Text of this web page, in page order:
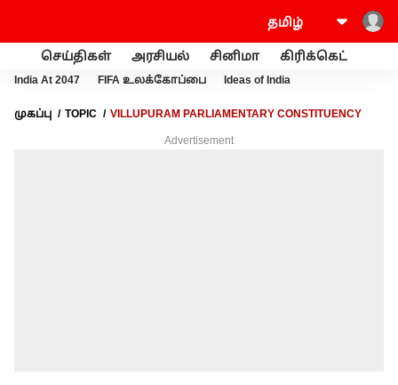
செய்திகள் அரசியல் சினிமா கிரிக்கெட்
India At 2047 FIFA உலக்கோப்பை Ideas of India
முகப்பு TOPIC VILLUPURAM PARLIAMENTARY CONSTITUENCY
Advertisement